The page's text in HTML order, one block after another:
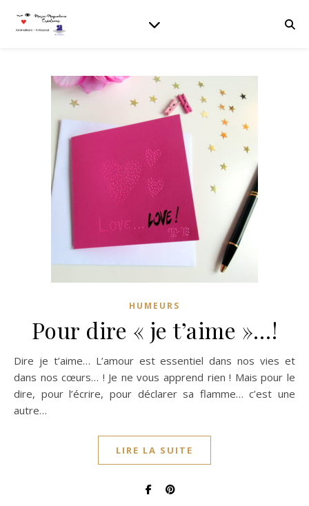
HUMEURS
Pour dire « je t’aime »…!
Dire je t’aime… L’amour est essentiel dans nos vies et
dans nos cœurs… ! Je ne vous apprend rien ! Mais pour le
dire, pour l’écrire, pour déclarer sa flamme… c’est une
autre…
LIRE LA SUITE